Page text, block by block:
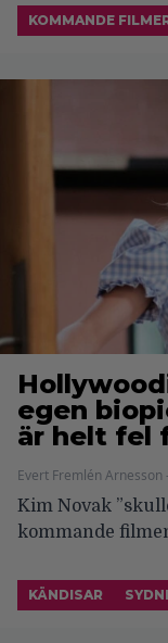
KOMMANDE
egen
är helt fel
Evert Fremlén Arnesson
Kim Novak
kommande
KÄNDISAR